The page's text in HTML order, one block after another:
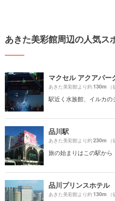
あきた美彩館周辺の人気ス
マクセル アクアパー
あきた美彩館より約130m
駅近く水族館、イルカ
品川駅
あきた美彩館より約230m
旅の始まりはこの駅から
品川プリンスホテル
あきた美彩館より約130m